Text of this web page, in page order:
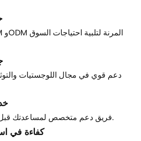
--- فريق دعم متخصص لمساعدتك قبل وأثناء وبعد الولادة.
كفاءة في